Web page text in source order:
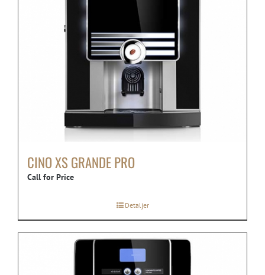
CINO XS GRANDE PRO
Call for Price
Detaljer